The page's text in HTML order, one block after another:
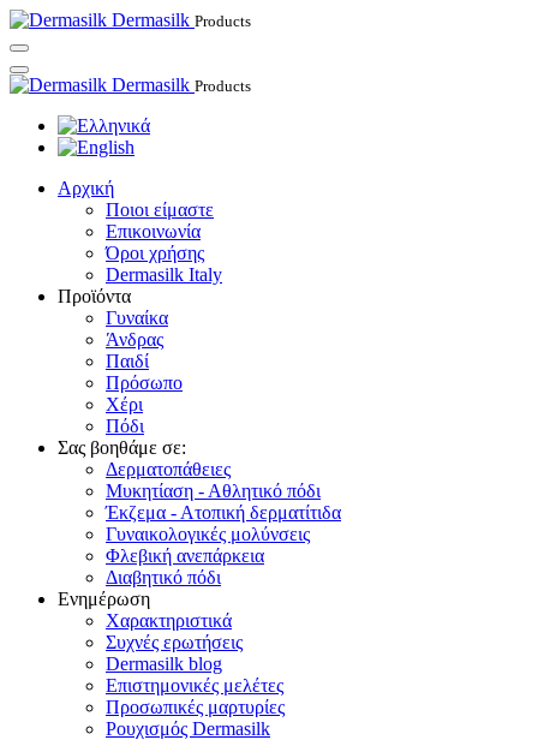
Dermasilk Products
Dermasilk Products
Αρχική
Ποιοι είμαστε
Επικοινωνία
Όροι χρήσης
Dermasilk Italy
Προϊόντα
Γυναίκα
Άνδρας
Παιδί
Πρόσωπο
Χέρι
Πόδι
Σας βοηθάμε σε:
Δερματοπάθειες
Μυκητίαση - Αθλητικό πόδι
Έκζεμα - Ατοπική δερματίτιδα
Γυναικολογικές μολύνσεις
Φλεβική ανεπάρκεια
Διαβητικό πόδι
Ενημέρωση
Χαρακτηριστικά
Συχνές ερωτήσεις
Dermasilk blog
Επιστημονικές μελέτες
Προσωπικές μαρτυρίες
Ρουχισμός Dermasilk